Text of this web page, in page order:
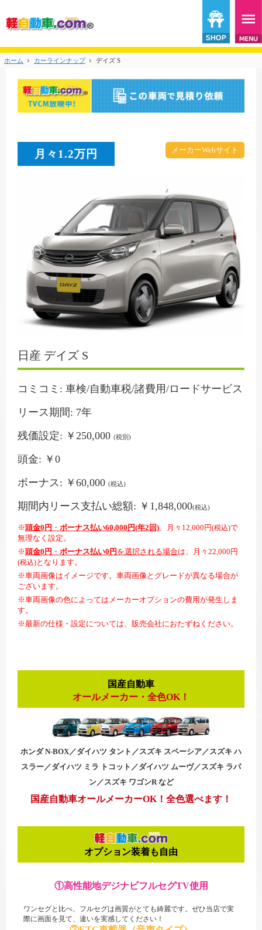
ホーム カーラインナップ デイズ S
月々 1.2万円
日産 デイズ S
メーカーWebサイト
コミコミ: 車検/自動車税/諸費用/ロードサービス
リース期間: 7年
残価設定: ￥250,000 (税別)
頭金: ￥0
ボーナス: ￥60,000 (税込)
期間内リース支払い総額: ￥1,848,000(税込)
※頭金0円 ・ ボーナス払い60,000円(年2回) 、月々12,000円(税込)で
無理なく設定。
※頭金0円 ・ ボーナス払い0円を選択される場合は、月々22,000円
(税込)となります。
※車両画像はイメージです。車両画像とグレードが異なる場合が
ございます。
※車両画像の色によってはメーカーオプションの費用が発生しま
す。
※最新の仕様・設定については、販売会社におたずねください。
国産自動車
オールメーカー・全色OK！
ホンダ N-BOX／ダイハツ タント／スズキ スペーシア／スズキ ハ
スラー／ダイハツ ミラ トコット／ダイハツ ムーヴ／スズキ ラパ
ン／スズキ ワゴンR など
国産自動車オールメーカーOK！全色選べます！
オプション装着も自由
①高性能地デジナビフルセグTV使用
ワンセグと比べ、フルセグは画質がとても綺麗です。 ぜひ当店で実
際に画面を見て、違いを実感してください！